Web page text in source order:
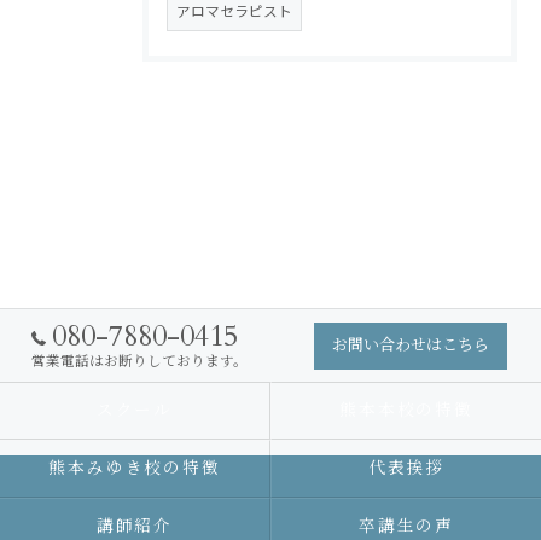
アロマセラピスト
080-7880-0415
営業電話はお断りしております。
お問い合わせはこちら
熊本みゆき校の特徴 代表挨拶
講師紹介 卒講生の声